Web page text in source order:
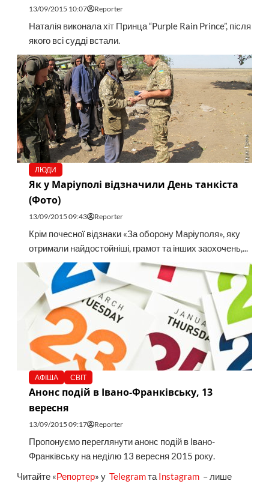
13/09/2015 10:07 Reporter
Наталія виконала хіт Принца “Purple Rain Prince”, після
якого всі судді встали.
ЛЮДИ
Як у Маріуполі відзначили День танкіста
(Фото)
13/09/2015 09:43 Reporter
Крім почесної відзнаки «За оборону Маріуполя», яку
отримали найдостойніші, грамот та інших заохочень,...
АФІША СВІТ
Анонс подій в Івано-Франківську, 13
вересня
13/09/2015 09:17 Reporter
Пропонуємо переглянути анонс подій в Івано-
Франківську на неділю 13 вересня 2015 року.
Читайте «Репортер» у Telegramта Instagram– лише